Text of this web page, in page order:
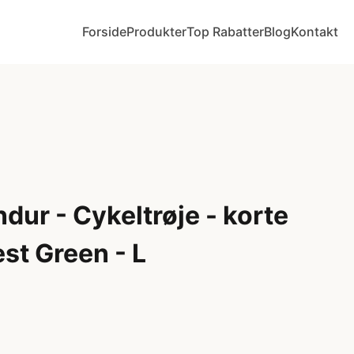
ForsideProdukterTop RabatterBlogKontakt
- Cykeltrøje - korte
Green - L